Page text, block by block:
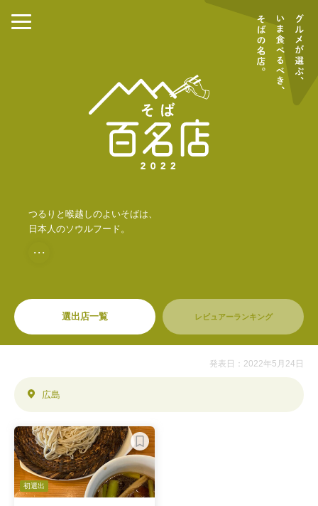
つるりと喉越しのよいそばは、
日本人のソウルフード。
・・・
選出店一覧 レビュアーランキング
発表日：2022年5月24日
広島
初選出